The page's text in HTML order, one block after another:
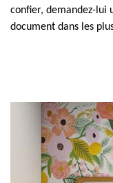
confier, demandez-lui
document dans les